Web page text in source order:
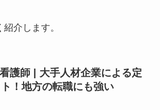
介します。
護師 | 大手人材企業による定
！地方の転職にも強い